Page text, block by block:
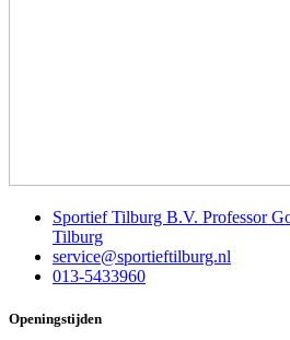
Sportief Tilburg B.V. Professor
Tilburg
service@sportieftilburg.nl
013-5433960
Openingstijden